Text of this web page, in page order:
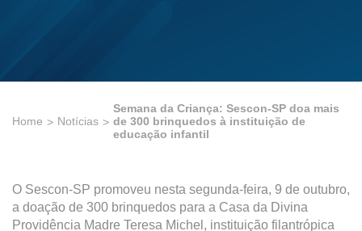
Home Notícias
Semana da Criança: Sescon-SP doa mais
de 300 brinquedos à instituição de
educação infantil
O Sescon-SP promoveu nesta segunda-feira, 9 de outubro,
a doação de 300 brinquedos para a Casa da Divina
Providência Madre Teresa Michel, instituição filantrópica